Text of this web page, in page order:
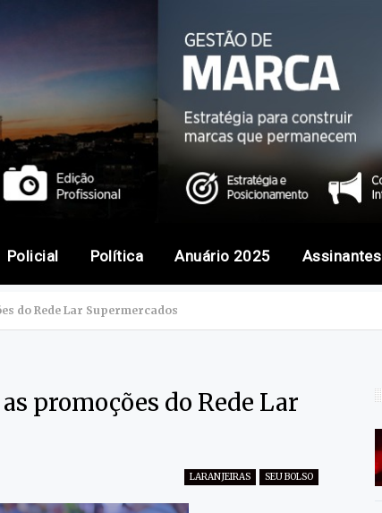
Policial Política Anuário 2025 Assinantes
do Rede Lar Supermercados
promoções do Rede Lar
LARANJEIRAS SEU BOLSO